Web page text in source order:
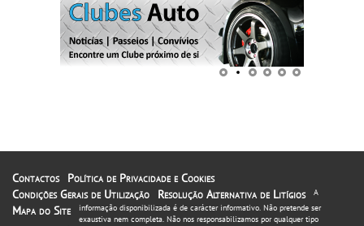
Contactos
Política de Privacidade e Cookies
Condições Gerais de Utilização
Resolução Alternativa de Litígios
Mapa do Site
A
informação disponibilizada é de carácter informativo. Não pretende ser
exaustiva nem completa. Não nos responsabilizamos por qualquer tipo